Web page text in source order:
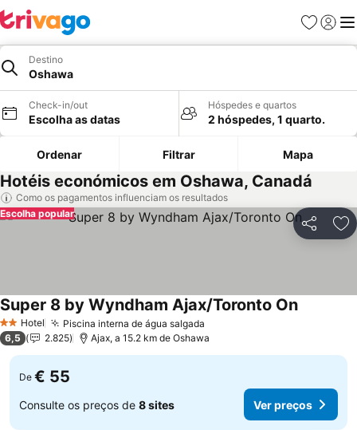
Favoritos
Iniciar
Destino
Oshawa
Check-in/out
Escolha as datas
Hóspedes e quartos
2 hóspedes, 1 quarto.
Ordenar Filtrar Mapa
Hotéis económicos em Oshawa, Canadá
Como os pagamentos influenciam os resultados
Partilhar
Escolha popular
2 Estrelas
Hotel Piscina interna de água salgada
Super 8 by Wyndham Ajax/Toronto On
6,5 2.825 Ajax, a 15.2 km de Oshawa
De € 55
Consulte os preços de 8 sites Ver preços